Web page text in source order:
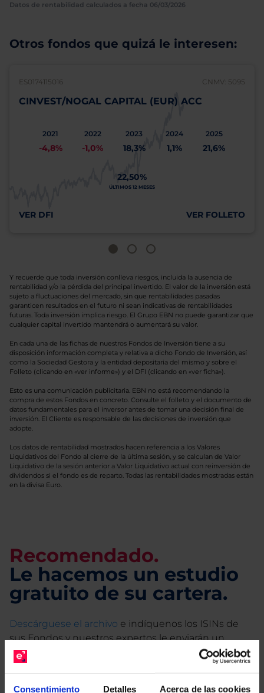
Consentimiento Detalles Acerca de las cookies
Datos de rentabilidad calculados a fecha 06/03/2026
Otros fondos que quizá le interesen:
ES0174115016 CNMV: 5095
CINVEST/NOGAL CAPITAL (EUR) ACC
2021
-4,8%
2022
-1,0%
2023
18,3%
2024
1,1%
2025
21,6%
22,50%
ÚLTIMOS 12 MESES
VER DFI VER FOLLETO
Y recuerde que toda inversión conlleva riesgos, incluida la ausencia de
rentabilidad y/o la pérdida del principal invertido. El valor de la inversión está
sujeto a fluctuaciones del mercado, sin que rentabilidades pasadas
garanticen resultados en el futuro ni sean indicativas de rentabilidades
futuras. Toda inversión implica riesgo. El Grupo EBN no puede garantizar que
cualquier capital invertido mantendrá o aumentará su valor.
En cada una de las fichas de nuestros Fondos de Inversión tiene a su
disposición información completa y relativa a dicho Fondo de Inversión, así
como la Sociedad Gestora y la entidad depositaria del mismo y sobre el
Folleto (clicando en «ver informe») y el DFI (clicando en «ver ficha»).
Esto es una comunicación publicitaria. EBN no está recomendando la
compra de estos Fondos en concreto. Consulte el folleto y el documento de
datos fundamentales para el inversor antes de tomar una decisión final de
inversión. El Cliente es responsable de las decisiones de inversión que
adopte.
Los datos de rentabilidad mostrados hacen referencia a los Valores
Liquidativos del Fondo al cierre de la última sesión, y se calculan de Valor
Liquidativo de la sesión anterior a Valor Liquidativo actual con reinversión de
dividendos si el fondo es de reparto. Todas las rentabilidades mostradas están
en la divisa Euro.
Recomendado.
Le hacemos un estudio
gratuito de su cartera.
Descárguese el archivo e indíquenos los ISINs de
sus Fondos y nuestros expertos le enviarán un
estudio gratuito de sus alternativas de Clases
Limpias con las que podrá ahorrar en sus costes.